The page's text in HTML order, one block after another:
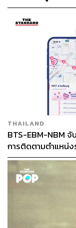
เฟส 2 มีเพียงพอ
THAILAND
BTS-EBM-NBM
การติดตามตำแหน่ง